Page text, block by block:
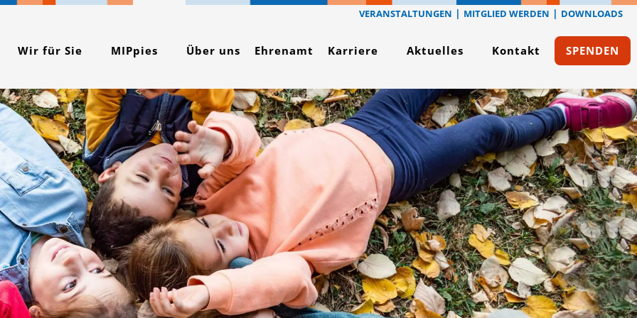
VERANSTALTUNGEN | MITGLIED WERDEN | DOWNLOADS
Wir für Sie MIPpies Über uns Ehrenamt Karriere Aktuelles Kontak­t SPENDEN